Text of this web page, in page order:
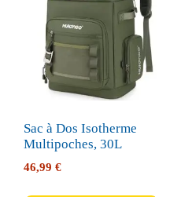
Sac à Dos Isotherme
Multipoches, 30L
46,99 €